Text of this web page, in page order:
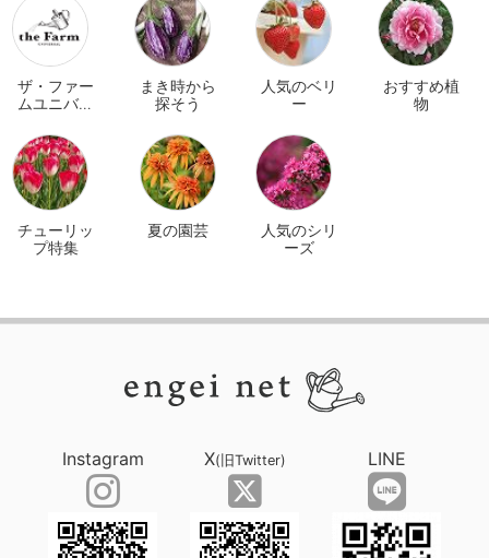
ザ・ファー
ムユニバー
イン
まき時から
探そう
人気のベリ
ー
おすすめ植
物
チューリッ
プ特集
夏の園芸
人気のシリ
ーズ
Instagram X(旧Twitter) LINE